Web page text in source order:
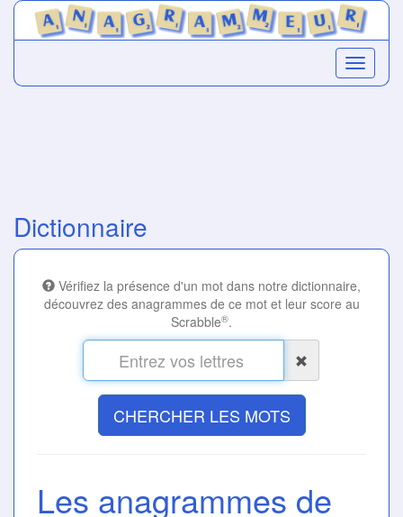
Dictionnaire
Vérifiez la présence d'un mot dans notre dictionnaire,
découvrez des anagrammes de ce mot et leur score au
Scrabble®.
CHERCHER LES MOTS
Les anagrammes de